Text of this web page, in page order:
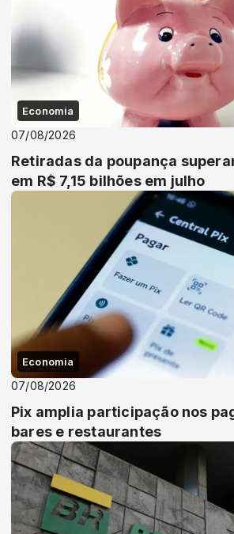
Economia
07/08/2026
Retiradas da poupança
em R$ 7,15 bilhões em julho
Economia
07/08/2026
Pix amplia participação nos
bares e restaurantes